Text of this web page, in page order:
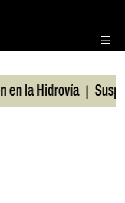
Hidrovía |